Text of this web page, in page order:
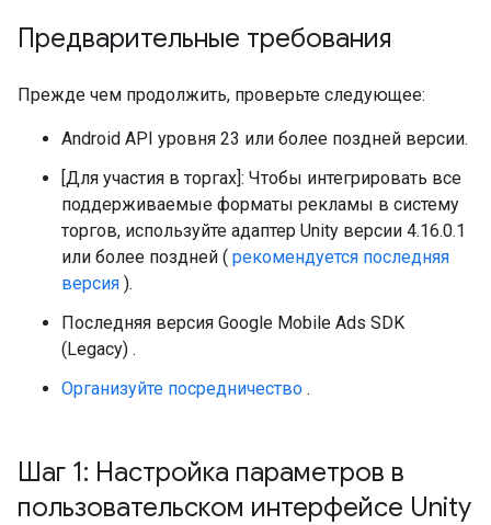
Предварительные требования
Прежде чем продолжить, проверьте следующее:
Android API уровня 23 или более поздней версии.
[Для участия в торгах]: Чтобы интегрировать все
поддерживаемые форматы рекламы в систему
торгов, используйте адаптер Unity версии 4.16.0.1
или более поздней ( рекомендуется последняя
версия ).
Последняя версия Google Mobile Ads SDK
(Legacy) .
Организуйте посредничество .
Шаг 1: Настройка параметров в
пользовательском интерфейсе Unity